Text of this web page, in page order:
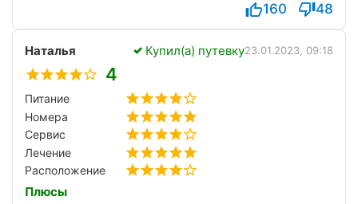
160 48
Наталья Купил(а) путевку23.01.2023, 09:18
4
Питание
Номера
Сервис
Лечение
Расположение
Плюсы